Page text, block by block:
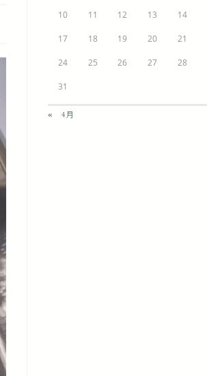
10 11 12 13 14
17 18 19 20 21
24 25 26 27 28
31
« 4月